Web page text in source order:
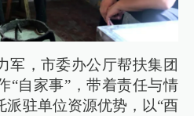
军，市委办公厅帮扶集团
“自家事”，带着责任与情
派驻单位资源优势，以“酉